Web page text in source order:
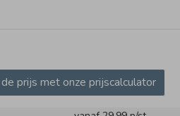
ADRESSTICKER
prijs met onze prijscalculator